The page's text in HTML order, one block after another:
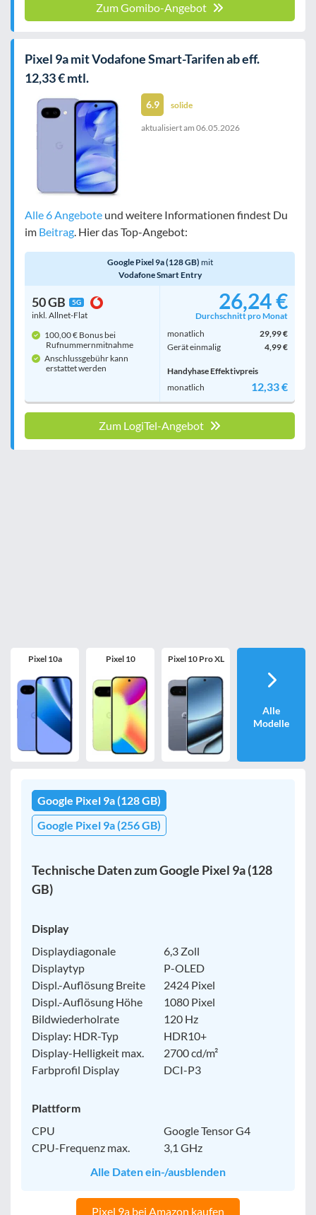
Zum Gomibo-Angebot
Pixel 9a mit Vodafone Smart-Tarifen ab eff.
12,33 € mtl.
6.9 solide
aktualisiert am 06.05.2026
Alle 6 Angebote und weitere Informationen findest Du
im Beitrag. Hier das Top-Angebot:
Google Pixel 9a (128 GB) mit
Vodafone Smart Entry
50 GB 5G
inkl. Allnet-Flat
100,00 € Bonus bei
Rufnummern­mitnahme
Anschlussgebühr kann
erstattet werden
26,24 €
Durchschnitt pro Monat
monatlich
29,99 €
Gerät einmalig
4,99 €
Handyhase Effektivpreis
monatlich
12,33 €
Zum LogiTel-Angebot
Pixel 10a Pixel 10 Pixel 10 Pro XL
Alle
Modelle
Google Pixel 9a (128 GB)
Google Pixel 9a (256 GB)
Technische Daten zum Google Pixel 9a (128
GB)
Display
Displaydiagonale
6,3 Zoll
Displaytyp
P-OLED
Displ.-Auflösung Breite
2424 Pixel
Displ.-Auflösung Höhe
1080 Pixel
Bildwiederholrate
120 Hz
Display: HDR-Typ
HDR10+
Display-Helligkeit max.
2700 cd/m²
Farbprofil Display
DCI-P3
Plattform
CPU
Google Tensor G4
CPU-Frequenz max.
3,1 GHz
Alle Daten ein-/ausblenden
Pixel 9a bei Amazon kaufen